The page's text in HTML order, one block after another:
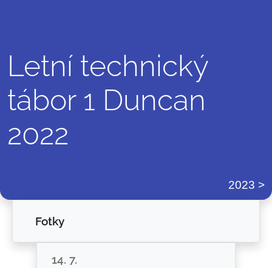
Letní technický
tábor 1 Duncan
2022
2023
Fotky
14. 7.